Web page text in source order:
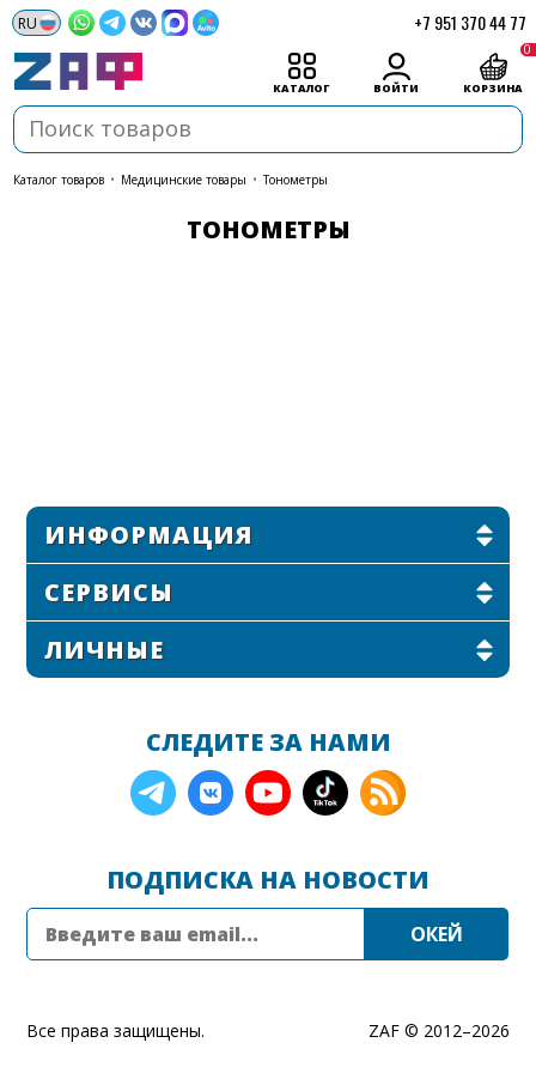
+7 951 370 44 77
КАТАЛОГ ВОЙТИ КОРЗИНА
0
каталог товаров • Медицинские товары • Тонометры
ТОНОМЕТРЫ
ИНФОРМАЦИЯ
СЕРВИСЫ
ЛИЧНЫЕ
СЛЕДИТЕ ЗА НАМИ
ПОДПИСКА НА НОВОСТИ
ZAF © 2012–2026
Все права защищены.